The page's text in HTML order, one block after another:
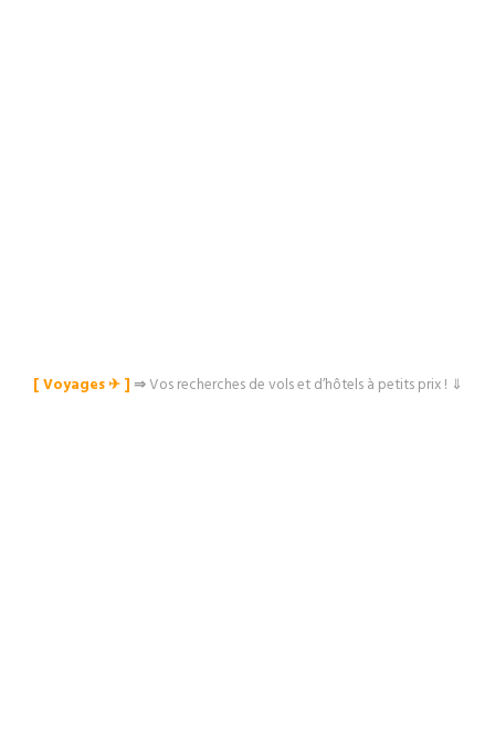
[ Voyages ✈︎ ]⇒Vos recherches de vols et d’hôtels à petits prix ! ⇓